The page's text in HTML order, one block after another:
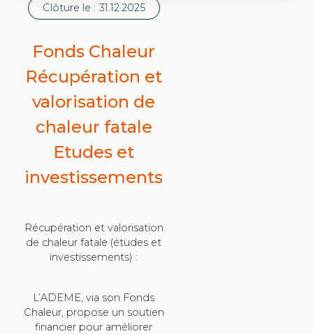
Clôture le : 31.12.2025
Fonds Chaleur
Récupération et
valorisation de
chaleur fatale
Etudes et
investissements
Récupération et valorisation
de chaleur fatale (études et
investissements) :
L’ADEME, via son Fonds
Chaleur, propose un soutien
financier pour améliorer